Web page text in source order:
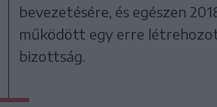
bevezetésére, és egészen
működött egy erre
bizottság.